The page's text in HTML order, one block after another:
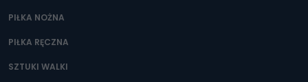
PIŁKA NOŻNA
PIŁKA RĘCZNA
SZTUKI WALKI